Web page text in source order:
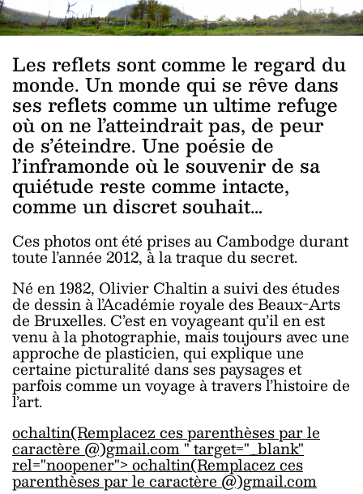
Les reflets sont comme le regard du
monde. Un monde qui se rêve dans
ses reflets comme un ultime refuge
où on ne l’atteindrait pas, de peur
de s’éteindre. Une poésie de
l’inframonde où le souvenir de sa
quiétude reste comme intacte,
comme un discret souhait…
Ces photos ont été prises au Cambodge durant
toute l’année 2012, à la traque du secret.
Né en 1982, Olivier Chaltin a suivi des études
de dessin à l’Académie royale des Beaux-Arts
de Bruxelles. C’est en voyageant qu’il en est
venu à la photographie, mais toujours avec une
approche de plasticien, qui explique une
certaine picturalité dans ses paysages et
parfois comme un voyage à travers l’histoire de
l’art.
ochaltin(Remplacez ces parenthèses par le
caractère @)gmail.com " target="_blank"
rel="noopener">ochaltin(Remplacez ces
parenthèses par le caractère @)gmail.com